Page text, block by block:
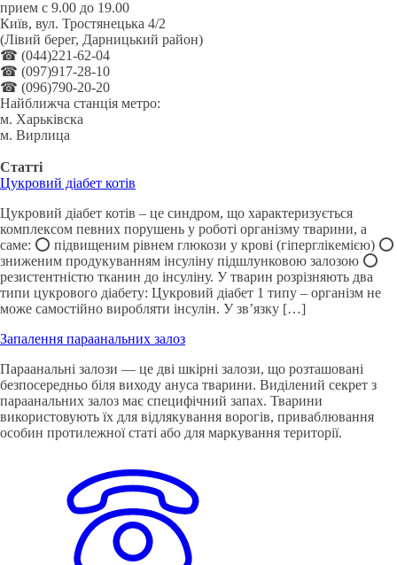
прием с 9.00 до 19.00
Київ, вул. Тростянецька 4/2
(Лівий берег, Дарницький район)
☎ (044)221-62-04
☎ (097)917-28-10
☎ (096)790-20-20
Найближча станція метро:
м. Харьківска
м. Вирлица
Статті
Цукровий діабет котів
Цукровий діабет котів – це синдром, що характеризується
комплексом певних порушень у роботі організму тварини, а
саме: ⭕️ підвищеним рівнем глюкози у крові (гіперглікемією) ⭕️
зниженим продукуванням інсуліну підшлунковою залозою ⭕️
резистентністю тканин до інсуліну. У тварин розрізняють два
типи цукрового діабету: Цукровий діабет 1 типу – організм не
може самостійно виробляти інсулін. У зв’язку […]
Запалення параанальних залоз
Параанальні залози — це дві шкірні залози, що розташовані
безпосередньо біля виходу ануса тварини. Виділений секрет з
параанальних залоз має специфічний запах. Тварини
використовують їх для відлякування ворогів, приваблювання
особин протилежної статі або для маркування території.